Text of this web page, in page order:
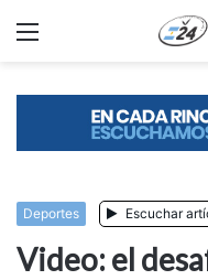
Deportes Escuchar
Video: el